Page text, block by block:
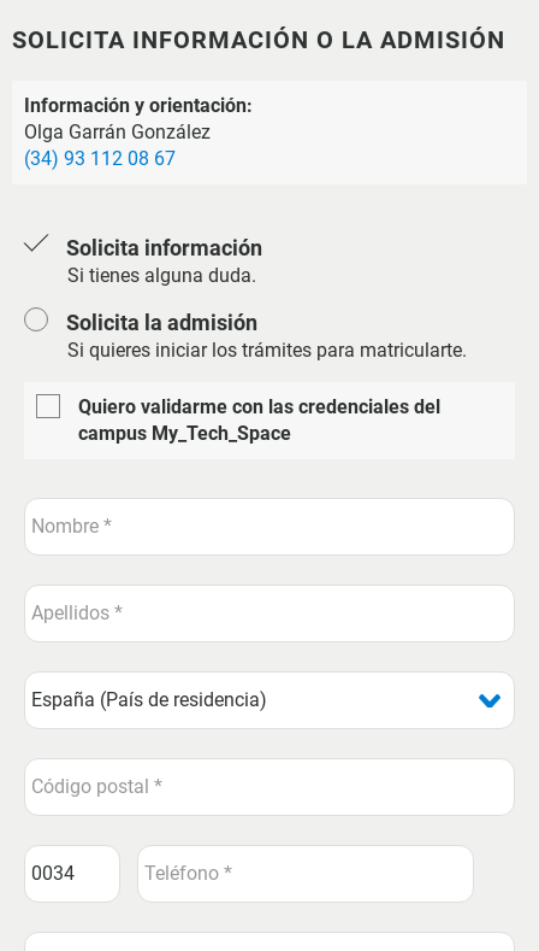
SOLICITA INFORMACIÓN O LA ADMISIÓN
Información y orientación:
Olga Garrán González
(34) 93 112 08 67
Solicita información
Si tienes alguna duda.
Solicita la admisión
Si quieres iniciar los trámites para matricularte.
Quiero validarme con las credenciales del
campus My_Tech_Space